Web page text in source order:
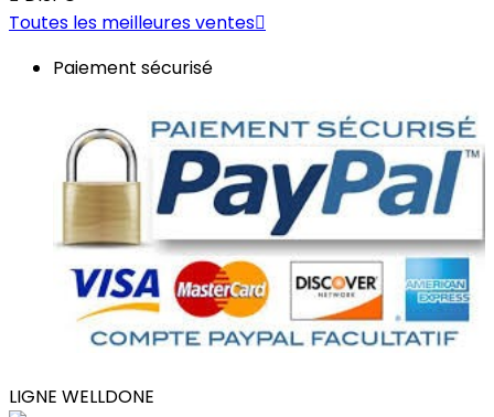
Toutes les meilleures ventes
Paiement sécurisé
LIGNE WELLDONE